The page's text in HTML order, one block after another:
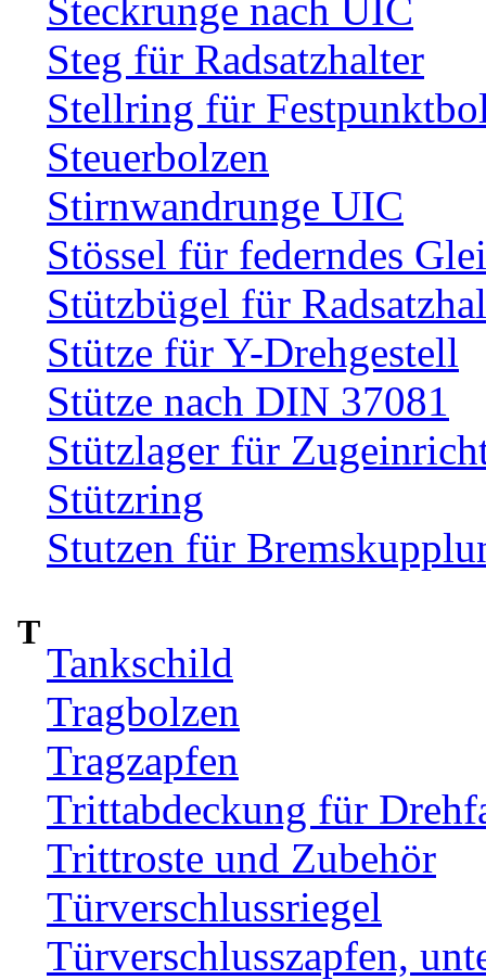
Steckrunge nach UIC
Steg für Radsatzhalter
Stellring für
Steuerbolzen
Stirnwandrunge UIC
Stössel für federndes
Stützbügel für
Stütze für Y-Drehgestell
Stütze nach DIN 37081
Stützlager für
Stützring
Stutzen für
T
Tankschild
Tragbolzen
Tragzapfen
Trittabdeckung für
Trittroste und Zubehör
Türverschlussriegel
Türverschlusszapfen,